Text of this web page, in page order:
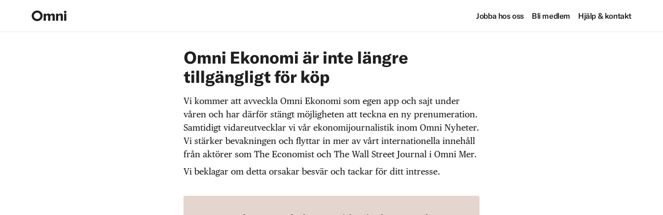
Jobba hos oss Bli medlem Hjälp & kontakt
Omni Ekonomi är inte längre
tillgängligt för köp
Vi kommer att avveckla Omni Ekonomi som egen app och sajt under
våren och har därför stängt möjligheten att teckna en ny prenumeration.
Samtidigt vidareutvecklar vi vår ekonomijournalistik inom Omni Nyheter.
Vi stärker bevakningen och flyttar in mer av vårt internationella innehåll
från aktörer som The Economist och The Wall Street Journal i Omni Mer.
Vi beklagar om detta orsakar besvär och tackar för ditt intresse.